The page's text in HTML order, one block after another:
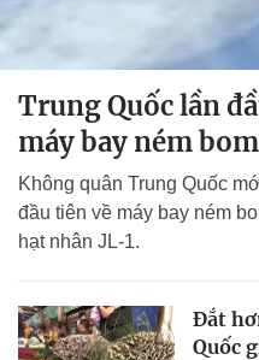
Trung Quốc lần
máy bay ném
Không quân Trung Quốc
đầu tiên về máy bay ném
hạt nhân JL-1.
Đắt
Quốc